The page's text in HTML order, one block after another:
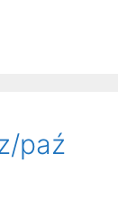
paź